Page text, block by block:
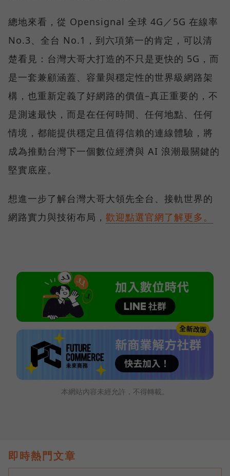
總地來看，從 Opensignal 全球 4G／5G 在線率
No.3、全台 No.1，到六項第一的肯定，可以清
楚看見：台灣大哥大打造的不只是更快的 5G，而
是一套兼顧涵蓋、容量與穩定性的世界級網路架
構，也重新定義了好網路的價值–真正重要的，不
是測速最快，而是在任何時間、任何地點、任何
情境，都能提供穩定且值得信賴的連線體驗，將
成為推動台灣下一個數位經濟與 AI 浪潮最關鍵的
堅實底座。
想進一步了解台灣大哥大領先全台、接軌世界的
網路實力與技術布局， 歡迎點選官網了解更多。
本網站內容未經允許，不得轉載。
即時熱門文章